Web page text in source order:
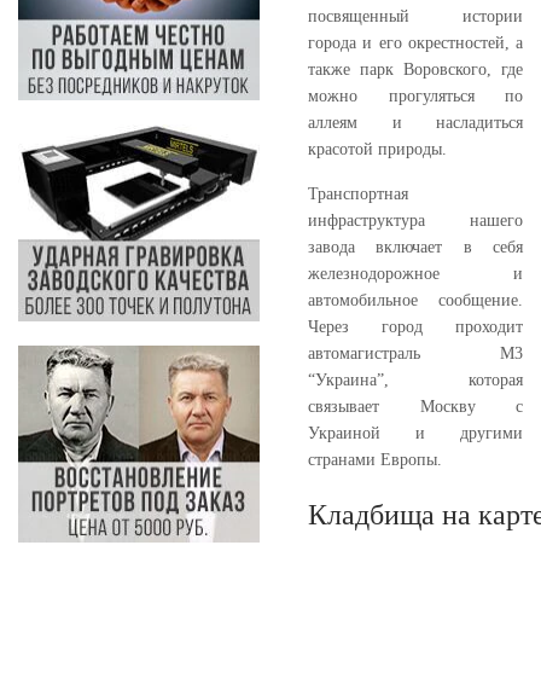
посвященный истории
города и его окрестностей, а
также парк Воровского, где
можно прогуляться по
аллеям и насладиться
красотой природы.
Транспортная
инфраструктура нашего
завода включает в себя
железнодорожное и
автомобильное сообщение.
Через город проходит
автомагистраль М3
“Украина”, которая
связывает Москву с
Украиной и другими
странами Европы.
Кладбища на